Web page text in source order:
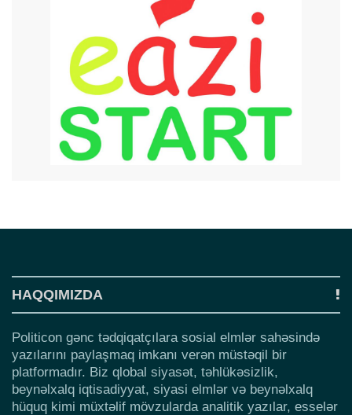
HAQQIMIZDA
Politicon gənc tədqiqatçılara sosial elmlər sahəsində
yazılarını paylaşmaq imkanı verən müstəqil bir
platformadır. Biz qlobal siyasət, təhlükəsizlik,
beynəlxalq iqtisadiyyat, siyasi elmlər və beynəlxalq
hüquq kimi müxtəlif mövzularda analitik yazılar, esselər